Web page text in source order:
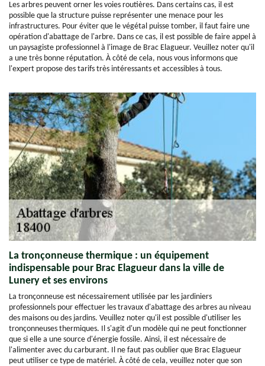
Les arbres peuvent orner les voies routières. Dans certains cas, il est
possible que la structure puisse représenter une menace pour les
infrastructures. Pour éviter que le végétal puisse tomber, il faut faire une
opération d'abattage de l'arbre. Dans ce cas, il est possible de faire appel à
un paysagiste professionnel à l'image de Brac Elagueur. Veuillez noter qu'il
a une très bonne réputation. À côté de cela, nous vous informons que
l'expert propose des tarifs très intéressants et accessibles à tous.
La tronçonneuse thermique : un équipement
indispensable pour Brac Elagueur dans la ville de
Lunery et ses environs
La tronçonneuse est nécessairement utilisée par les jardiniers
professionnels pour effectuer les travaux d'abattage des arbres au niveau
des maisons ou des jardins. Veuillez noter qu'il est possible d'utiliser les
tronçonneuses thermiques. Il s'agit d'un modèle qui ne peut fonctionner
que si elle a une source d'énergie fossile. Ainsi, il est nécessaire de
l'alimenter avec du carburant. Il ne faut pas oublier que Brac Elagueur
peut utiliser ce type de matériel. À côté de cela, veuillez noter que son